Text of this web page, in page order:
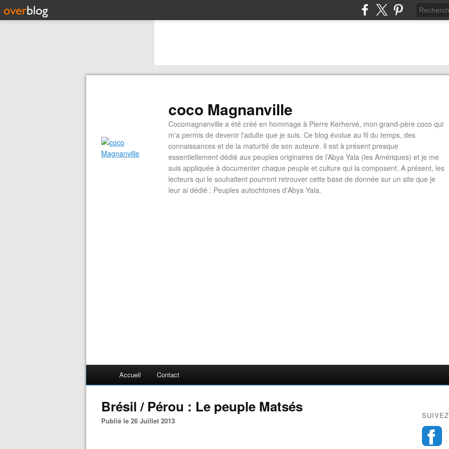
coco Magnanville
Cocomagnanville a été créé en hommage à Pierre Kerhervé, mon grand-père coco qui
m'a permis de devenir l'adulte que je suis. Ce blog évolue au fil du temps, des
connaissances et de la maturité de son auteure. Il est à présent presque
essentiellement dédié aux peuples originaires de l’Abya Yala (les Amériques) et je me
suis appliquée à documenter chaque peuple et culture qui la composent. A présent, les
lecteurs qui le souhaitent pourront retrouver cette base de donnée sur un site que je
leur ai dédié : Peuples autochtones d'Abya Yala.
Accueil Contact
Brésil / Pérou : Le peuple Matsés
Publié le 26 Juillet 2013